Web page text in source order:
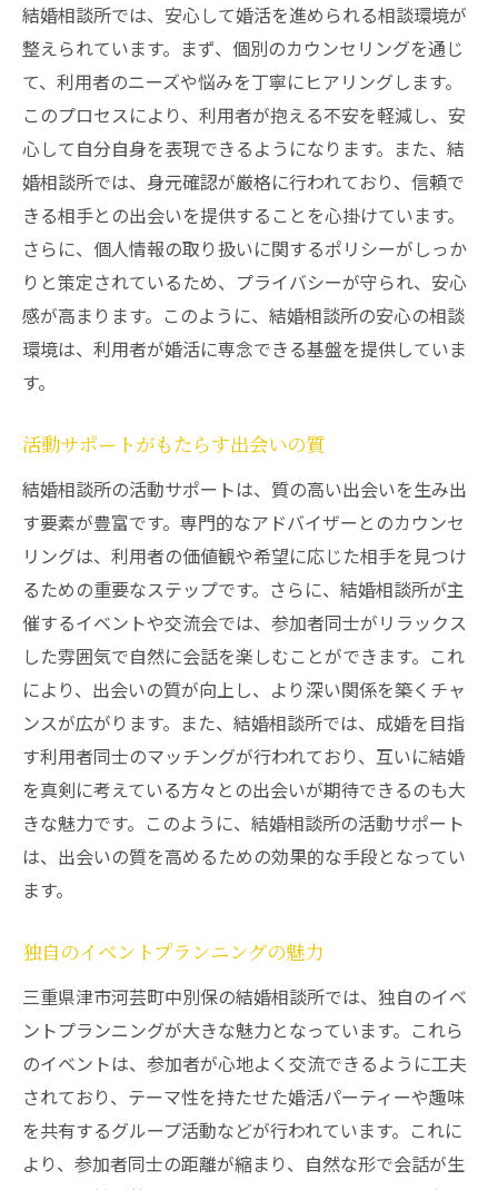
する理由
結婚がもたらす変化への準備
人生の新たなステージを迎えるための支援
結婚相談所による人生設計のアドバイス
サポートがもたらす安心と充実感
大イベントを成功させるための心構え
結婚相談所が提供する総合的なサポート
地元の結婚相談所が提供する安心のパートナー
シップ構築方法
安心感を生む地域密着型サポート
役割
地域に根ざしたカウンセリングの利点
成功事例に学ぶパートナーシップ構築方法
地元ならではの安心感がもたらす絆
結婚相談所では、安心して婚活を進められる相談環境が
整えられています。まず、個別のカウンセリングを通じ
て、利用者のニーズや悩みを丁寧にヒアリングします。
このプロセスにより、利用者が抱える不安を軽減し、安
心して自分自身を表現できるようになります。また、結
婚相談所では、身元確認が厳格に行われており、信頼で
きる相手との出会いを提供することを心掛けています。
さらに、個人情報の取り扱いに関するポリシーがしっか
りと策定されているため、プライバシーが守られ、安心
感が高まります。このように、結婚相談所の安心の相談
環境は、利用者が婚活に専念できる基盤を提供していま
す。
活動サポートがもたらす出会いの質
結婚相談所の活動サポートは、質の高い出会いを生み出
す要素が豊富です。専門的なアドバイザーとのカウンセ
リングは、利用者の価値観や希望に応じた相手を見つけ
るための重要なステップです。さらに、結婚相談所が主
催するイベントや交流会では、参加者同士がリラックス
した雰囲気で自然に会話を楽しむことができます。これ
により、出会いの質が向上し、より深い関係を築くチャ
ンスが広がります。また、結婚相談所では、成婚を目指
す利用者同士のマッチングが行われており、互いに結婚
を真剣に考えている方々との出会いが期待できるのも大
きな魅力です。このように、結婚相談所の活動サポート
は、出会いの質を高めるための効果的な手段となってい
ます。
独自のイベントプランニングの魅力
三重県津市河芸町中別保の結婚相談所では、独自のイベ
ントプランニングが大きな魅力となっています。これら
のイベントは、参加者が心地よく交流できるように工夫
されており、テーマ性を持たせた婚活パーティーや趣味
を共有するグループ活動などが行われています。これに
より、参加者同士の距離が縮まり、自然な形で会話が生